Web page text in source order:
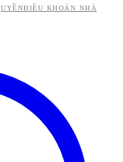
ĐIỀU KHOẢN NHÀ